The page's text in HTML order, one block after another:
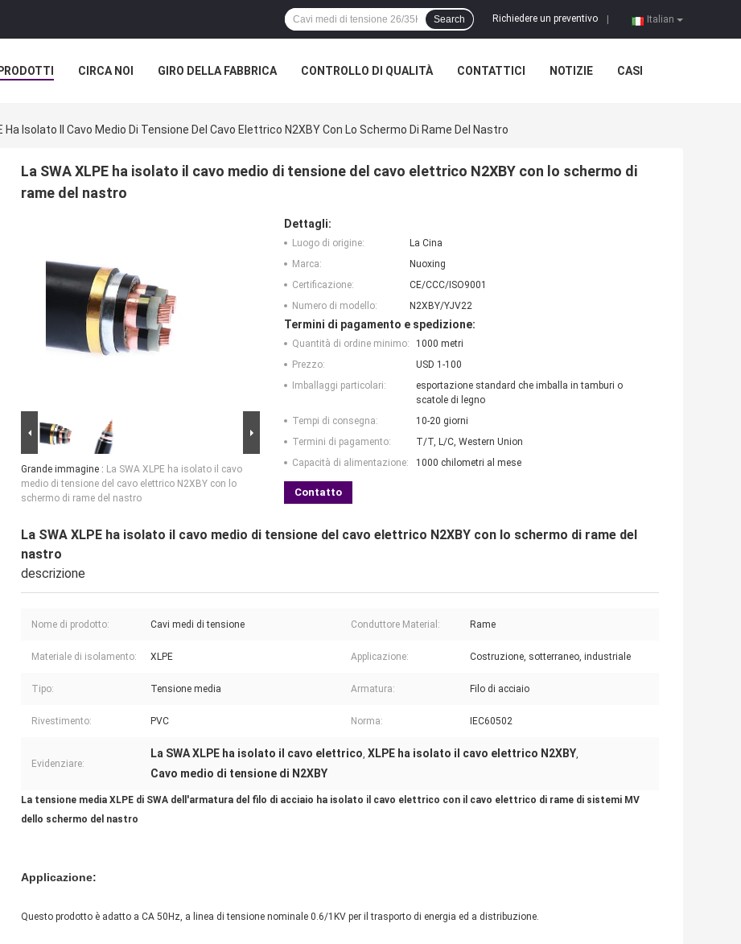
Italian
Richiedere un preventivo
Search
PRODOTTI CIRCA NOI GIRO DELLA FABBRICA CONTROLLO DI QUALITÀ CONTATTICI NOTIZIE CASI
Ha Isolato Il Cavo Medio Di Tensione Del Cavo Elettrico N2XBY Con Lo Schermo Di Rame Del Nastro
La SWA XLPE ha isolato il cavo medio di tensione del cavo elettrico N2XBY con lo schermo di
rame del nastro
Grande immagine : La SWA XLPE ha isolato il cavo
medio di tensione del cavo elettrico N2XBY con lo
schermo di rame del nastro
Dettagli:
Luogo di origine:
La Cina
Marca:
Nuoxing
Certificazione:
CE/CCC/ISO9001
Numero di modello:
N2XBY/YJV22
Termini di pagamento e spedizione:
Quantità di ordine minimo:
1000 metri
Prezzo:
USD 1-100
Imballaggi particolari:
esportazione standard che imballa in tamburi o
scatole di legno
Tempi di consegna:
10-20 giorni
Termini di pagamento:
T/T, L/C, Western Union
Capacità di alimentazione:
1000 chilometri al mese
Contatto
La SWA XLPE ha isolato il cavo medio di tensione del cavo elettrico N2XBY con lo schermo di rame del
nastro
descrizione
Nome di prodotto: Cavi medi di tensione Conduttore Material: Rame
Materiale di isolamento: XLPE Applicazione: Costruzione, sotterraneo, industriale
Tipo: Tensione media Armatura: Filo di acciaio
Rivestimento: PVC Norma: IEC60502
Evidenziare:
La SWA XLPE ha isolato il cavo elettrico, XLPE ha isolato il cavo elettrico N2XBY,
Cavo medio di tensione di N2XBY
La tensione media XLPE di SWA dell'armatura del filo di acciaio ha isolato il cavo elettrico con il cavo elettrico di rame di sistemi MV
dello schermo del nastro
Applicazione:
Questo prodotto è adatto a CA 50Hz, a linea di tensione nominale 0.6/1KV per il trasporto di energia ed a distribuzione.